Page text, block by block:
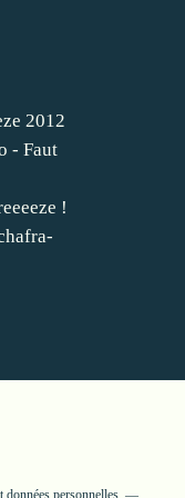
2012
- Faut
!
données personnelles